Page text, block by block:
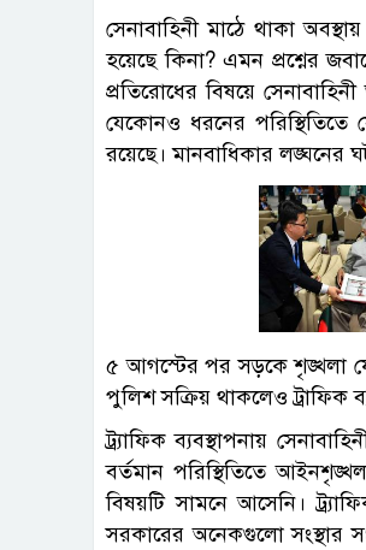
সেনাবাহিনী মাঠে থাকা
হয়েছে কিনা? এমন প্রশ্নের
প্রতিরোধের বিষয়ে
যেকোনও ধরনের পরিস্থিতিতে
রয়েছে। মানবাধিকার লঙ্ঘনের
৫ আগস্টের পর সড়কে শৃঙ্খলা
পুলিশ সক্রিয় থাকলেও ট্রাফিক
ট্র্যাফিক ব্যবস্থাপনায়
বর্তমান পরিস্থিতিতে
বিষয়টি সামনে আসেনি।
সরকারের অনেকগুলো সংস্থার